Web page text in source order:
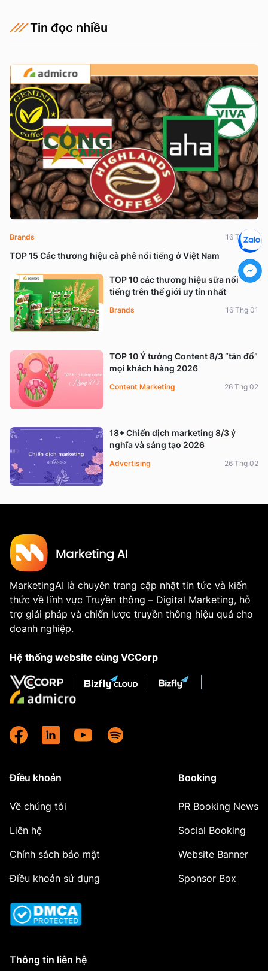
Tin đọc nhiều
TOP 15 Các thương hiệu cà phê nổi tiếng ở Việt Nam
Brands 16 Thg 01
TOP 10 các thương hiệu sữa nổi
tiếng trên thế giới uy tín nhất
Brands 16 Thg 01
TOP 10 Ý tưởng Content 8/3 “tán đổ”
mọi khách hàng 2026
Content Marketing 26 Thg 02
18+ Chiến dịch marketing 8/3 ý
nghĩa và sáng tạo 2026
Advertising 26 Thg 02
MarketingAI là chuyên trang cập nhật tin tức và kiến
thức về lĩnh vực Truyền thông – Digital Marketing, hỗ
trợ giải pháp và chiến lược truyền thông hiệu quả cho
doanh nghiệp.
Hệ thống website cùng VCCorp
Điều khoản
Về chúng tôi
Liên hệ
Chính sách bảo mật
Điều khoản sử dụng
Booking
PR Booking News
Social Booking
Website Banner
Sponsor Box
Thông tin liên hệ